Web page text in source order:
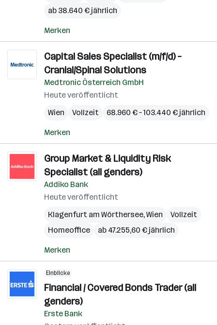
ab 38.640 € jährlich
Merken
Capital Sales Specialist (m/f/d) –
Cranial/Spinal Solutions
Medtronic Österreich GmbH
Heute veröffentlicht
Wien
Vollzeit 68.960 € – 103.440 € jährlich
Merken
Group Market & Liquidity Risk
Specialist (all genders)
Addiko Bank
Heute veröffentlicht
Klagenfurt am Wörthersee,Wien
Vollzeit
Homeoffice
ab 47.255,60 € jährlich
Merken
Einblicke
Financial / Covered Bonds Trader (all
genders)
Erste Bank